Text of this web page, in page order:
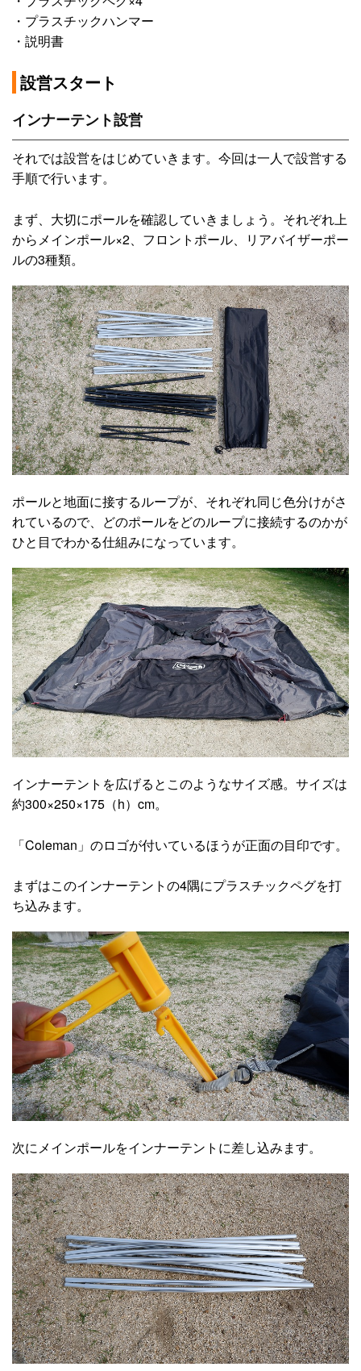
・プラスチックハンマー
・説明書
設営スタート
インナーテント設営
それでは設営をはじめていきます。今回は一人で設営する
手順で行います。
まず、大切にポールを確認していきましょう。それぞれ上
からメインポール×2、フロントポール、リアバイザーポー
ルの3種類。
ポールと地面に接するループが、それぞれ同じ色分けがさ
れているので、どのポールをどのループに接続するのかが
ひと目でわかる仕組みになっています。
インナーテントを広げるとこのようなサイズ感。サイズは
約300×250×175（h）cm。
「Coleman」のロゴが付いているほうが正面の目印です。
まずはこのインナーテントの4隅にプラスチックペグを打
ち込みます。
次にメインポールをインナーテントに差し込みます。